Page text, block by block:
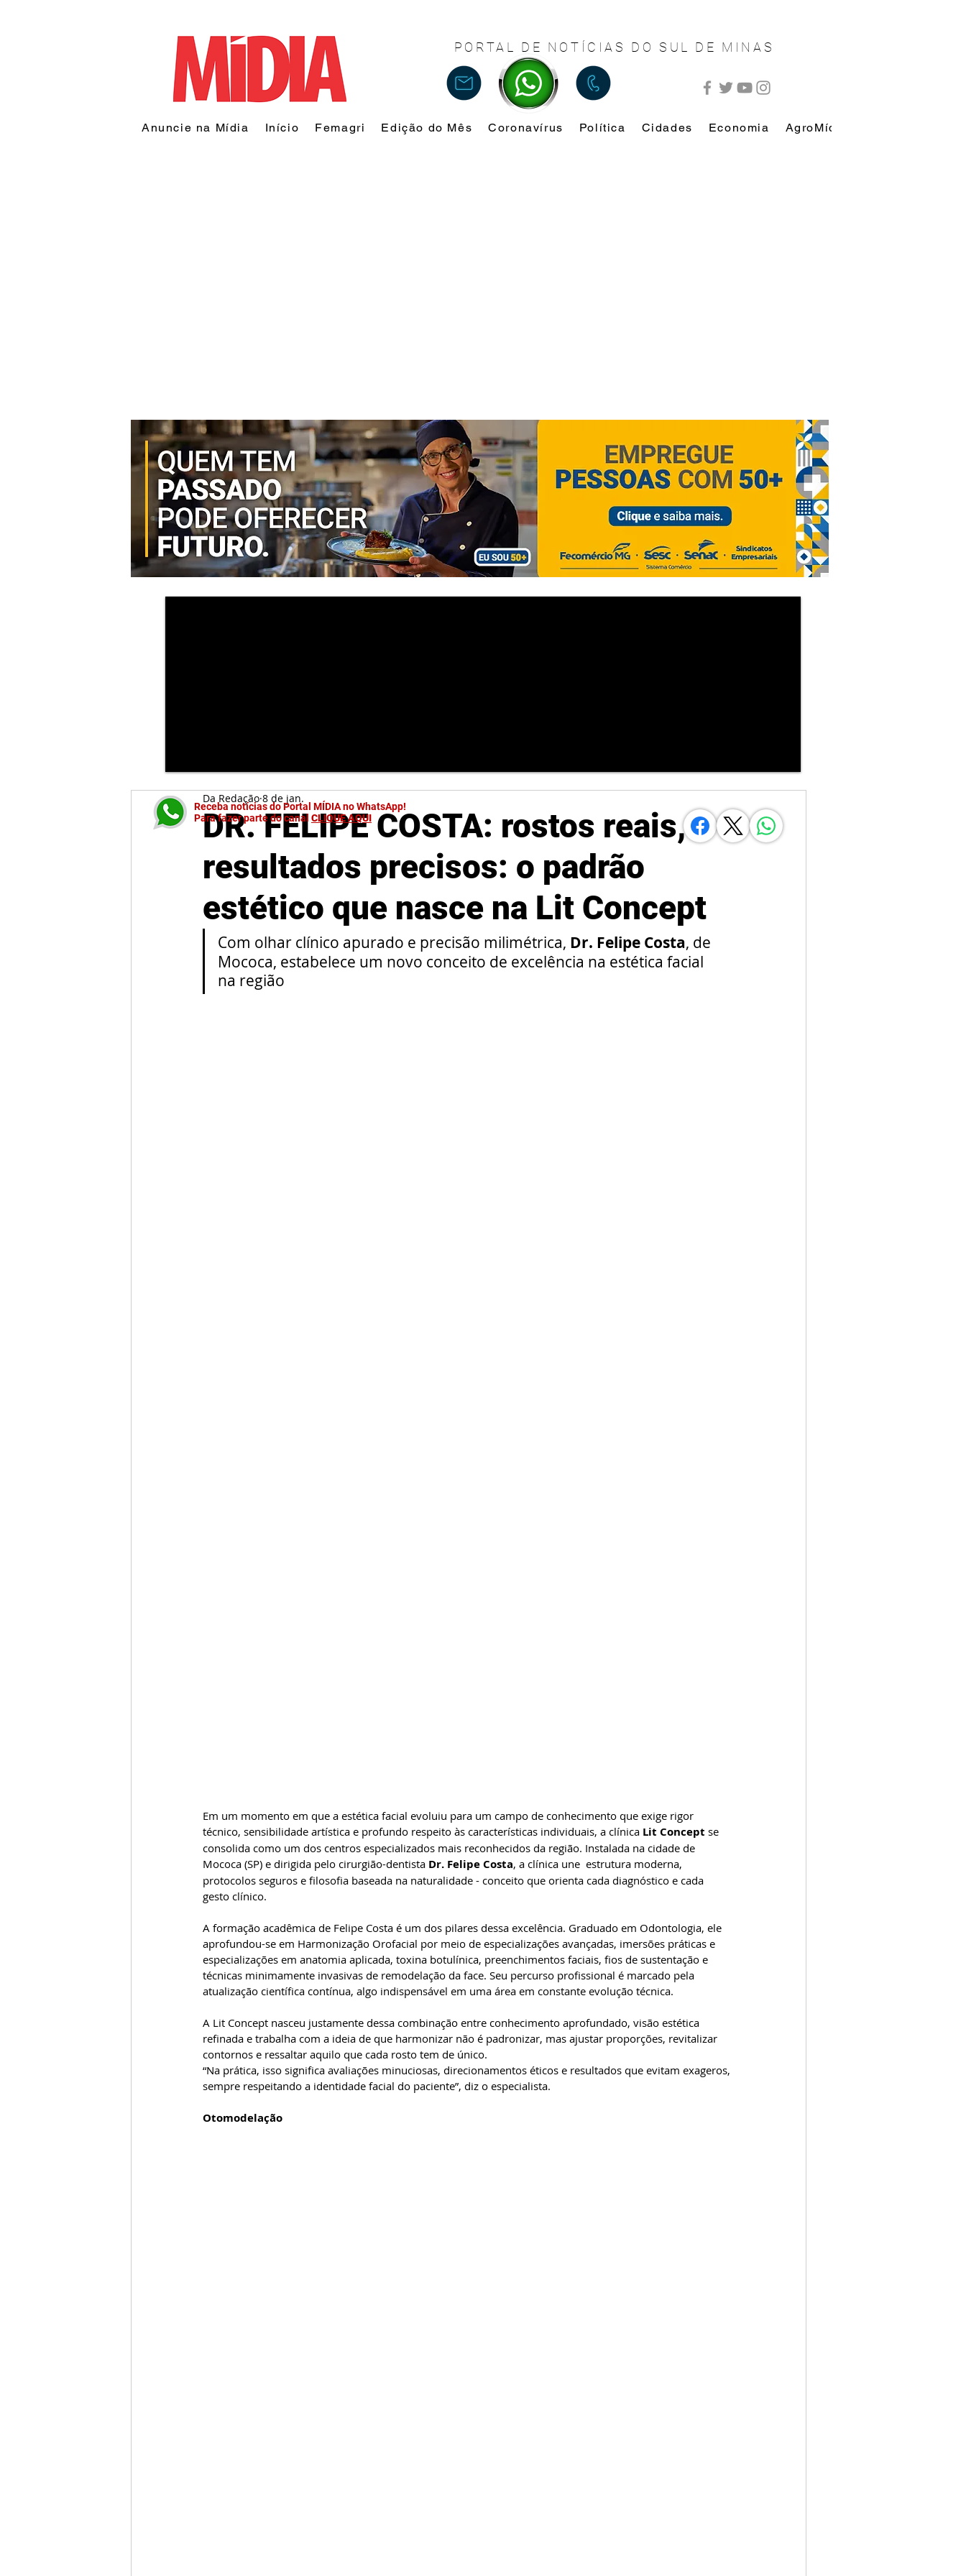
PORTAL DE NOTÍCIAS DO SUL DE MINAS
Anuncie na Mídia Início Femagri Edição do Mês Coronavírus Política Cidades Economia AgroMídia
DR. FELIPE COSTA: rostos reais,
resultados precisos: o padrão
estético que nasce na Lit Concept
Da Redação 8 de jan.
Com olhar clínico apurado e precisão milimétrica, Dr. Felipe Costa, de
Mococa, estabelece um novo conceito de excelência na estética facial
na região
Em um momento em que a estética facial evoluiu para um campo de conhecimento que exige rigor
técnico, sensibilidade artística e profundo respeito às características individuais, a clínica Lit Concept se
consolida como um dos centros especializados mais reconhecidos da região. Instalada na cidade de
Mococa (SP) e dirigida pelo cirurgião-dentista Dr. Felipe Costa, a clínica une  estrutura moderna,
protocolos seguros e filosofia baseada na naturalidade - conceito que orienta cada diagnóstico e cada
gesto clínico.
A formação acadêmica de Felipe Costa é um dos pilares dessa excelência. Graduado em Odontologia, ele
aprofundou-se em Harmonização Orofacial por meio de especializações avançadas, imersões práticas e
especializações em anatomia aplicada, toxina botulínica, preenchimentos faciais, fios de sustentação e
técnicas minimamente invasivas de remodelação da face. Seu percurso profissional é marcado pela
atualização científica contínua, algo indispensável em uma área em constante evolução técnica.
A Lit Concept nasceu justamente dessa combinação entre conhecimento aprofundado, visão estética
refinada e trabalha com a ideia de que harmonizar não é padronizar, mas ajustar proporções, revitalizar
contornos e ressaltar aquilo que cada rosto tem de único.
“Na prática, isso significa avaliações minuciosas, direcionamentos éticos e resultados que evitam exageros,
sempre respeitando a identidade facial do paciente”, diz o especialista.
Otomodelação
Receba notícias do Portal MÍDIA no WhatsApp!
Para fazer parte do canal CLIQUE AQUI